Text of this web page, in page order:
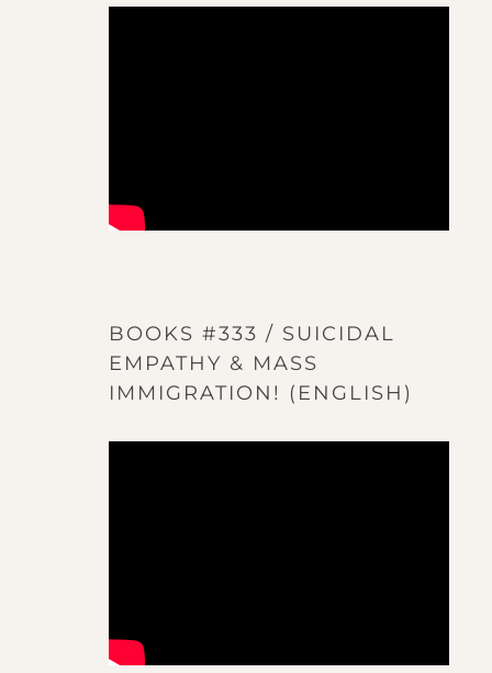
BOOKS #333 / SUICIDAL
EMPATHY & MASS
IMMIGRATION! (ENGLISH)